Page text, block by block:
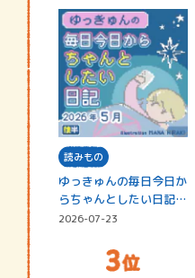
読みもの
ゆっきゅんの毎日今日か
らちゃんとしたい日記
☆202…
2026-07-23